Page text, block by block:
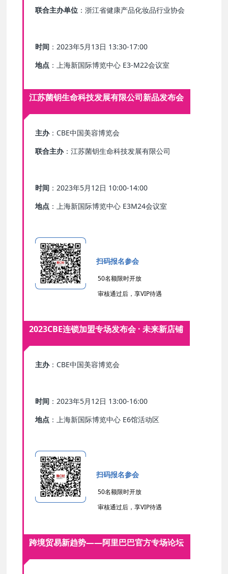
联合主办单位 ：浙江省健康产品化妆品行业协会
时间 ：2023年5月13日 13:30-17:00
地点 ：上海新国际博览中心 E3-M22会议室
江苏菌钥生命科技发展有限公司新品发布会
主办：CBE中国美容博览会
联合主办：江苏菌钥生命科技发展有限公司
时间 ：2023年5月12日 10:00-14:00
地点 ：上海新国际博览中心 E3M24会议室
扫码报名参会
50名额限时开放
审核通过后，享VIP待遇
2023CBE连锁加盟专场发布会 · 未来新店铺
主办：CBE中国美容博览会
时间 ：2023年5月12日 13:00-16:00
地点 ：上海新国际博览中心 E6馆活动区
扫码报名参会
50名额限时开放
审核通过后，享VIP待遇
跨境贸易新趋势——阿里巴巴官方专场论坛